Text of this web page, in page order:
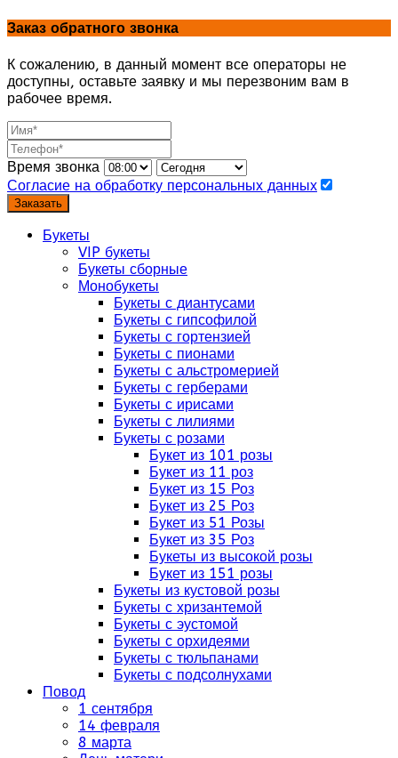
Заказ обратного звонка
К сожалению, в данный момент все операторы не
доступны, оставьте заявку и мы перезвоним вам в
рабочее время.
Время звонка
Согласие на обработку персональных данных
Заказать
Букеты
VIP букеты
Букеты сборные
Монобукеты
Букеты с диантусами
Букеты с гипсофилой
Букеты с гортензией
Букеты с пионами
Букеты с альстромерией
Букеты с герберами
Букеты с ирисами
Букеты с лилиями
Букеты с розами
Букет из 101 розы
Букет из 11 роз
Букет из 15 Роз
Букет из 25 Роз
Букет из 51 Розы
Букет из 35 Роз
Букеты из высокой розы
Букет из 151 розы
Букеты из кустовой розы
Букеты с хризантемой
Букеты с эустомой
Букеты с орхидеями
Букеты с тюльпанами
Букеты с подсолнухами
Повод
1 сентября
14 февраля
8 марта